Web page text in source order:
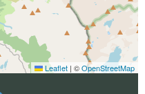
Leaflet | ©OpenStreetMap